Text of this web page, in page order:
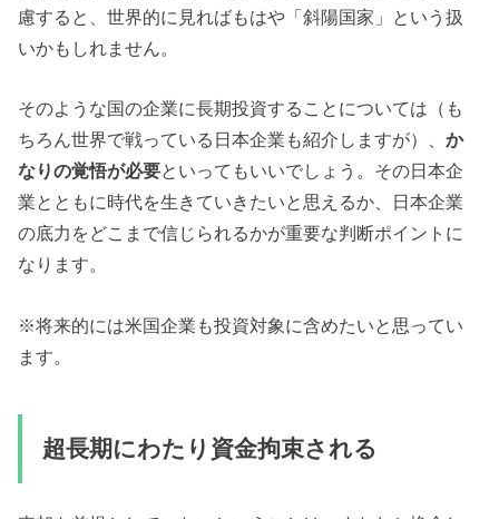
慮すると、世界的に見ればもはや「斜陽国家」という扱
いかもしれません。
そのような国の企業に長期投資することについては（も
ちろん世界で戦っている日本企業も紹介しますが）、か
なりの覚悟が必要といってもいいでしょう。その日本企
業とともに時代を生きていきたいと思えるか、日本企業
の底力をどこまで信じられるかが重要な判断ポイントに
なります。
※将来的には米国企業も投資対象に含めたいと思ってい
ます。
超長期にわたり資金拘束される